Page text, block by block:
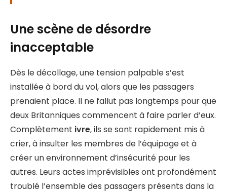
Une scène de désordre
inacceptable
Dès le décollage, une tension palpable s’est
installée à bord du vol, alors que les passagers
prenaient place. Il ne fallut pas longtemps pour que
deux Britanniques commencent à faire parler d’eux.
Complètement ivre, ils se sont rapidement mis à
crier, à insulter les membres de l’équipage et à
créer un environnement d’insécurité pour les
autres. Leurs actes imprévisibles ont profondément
troublé l’ensemble des passagers présents dans la